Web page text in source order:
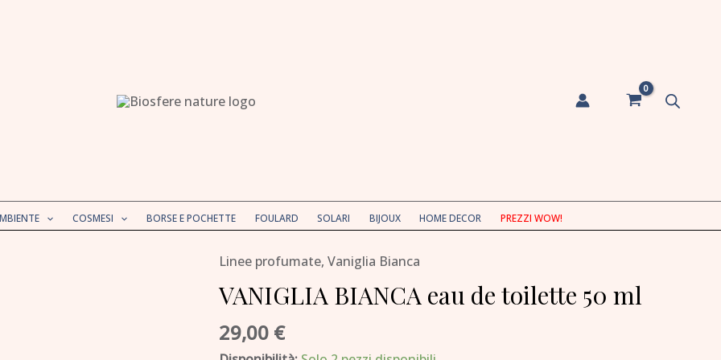
COSMESI BORSE E POCHETTE FOULARD SOLARI BIJOUX HOME DECOR PREZZI WOW!
Linee profumate, Vaniglia Bianca
VANIGLIA BIANCA eau de toilette 50 ml
29,00 €
VANIGLIA
BIANCA
eau
de
toilette